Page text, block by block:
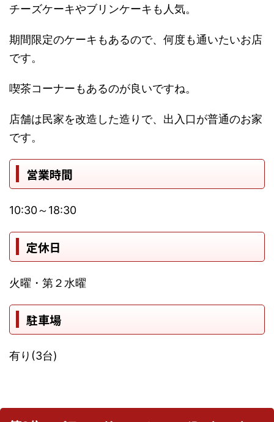
チーズケーキやブリンケーキも人気。
期間限定のケーキもあるので、何度も通いたいお店
です。
喫茶コーナーもあるのが良いですね。
店舗は民家を改造した造りで、出入口が普通のお家
です。
営業時間
10:30～18:30
定休日
火曜・第２水曜
駐車場
有り(3台)